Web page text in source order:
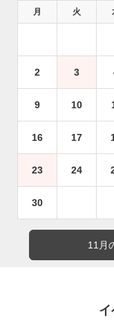
月 火
2 3
9 10
16 17
23 24
30
11月